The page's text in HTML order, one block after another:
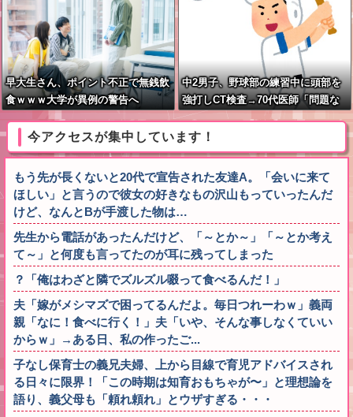
タイトル「パンに飽き飽き」
早大生さん、ポイント不正で無銭飲
食ｗｗｗ大学が異例の警告へ
中2男子、野球部の練習中に頭部を
強打しCT検査→70代医師「問題な
いです」→他人のCT画像で中学生
死亡
今アクセスが集中しています！
もう先が長くないと20代で宣告された友達A。「会いに来て
ほしい」と言うので彼女の好きなもの沢山もっていったんだ
けど、なんとBが手渡した物は…
先生から電話があったんだけど、「～とか～」「～とか考え
て～」と何度も言ってたのが耳に残ってしまった
？「俺はわざと隣でズルズル啜って食べるんだ！」
夫「嫁がメシマズで困ってるんだよ。毎日つれーわｗ」義両
親「なに！食べに行く！」夫「いや、そんな事しなくていい
からｗ」→ある日、私の作ったご...
子なし保育士の義兄夫婦、上から目線で育児アドバイスされ
る日々に限界！「この時期は知育おもちゃが〜」と理想論を
語り、義父母も「頼れ頼れ」とウザすぎる・・・